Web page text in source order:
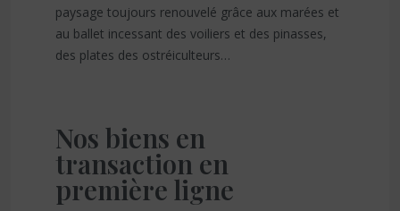
paysage toujours renouvelé grâce aux marées et
au ballet incessant des voiliers et des pinasses,
des plates des ostréiculteurs…
Nos biens en
transaction en
première ligne